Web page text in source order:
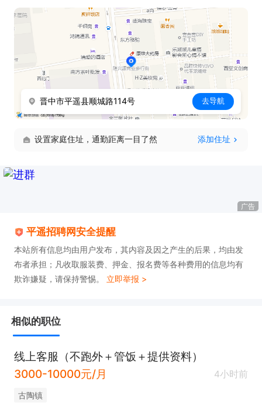
晋中市平遥县顺城路114号 去导航
设置家庭住址，通勤距离一目了然 添加住址
广告
平遥招聘网安全提醒
本站所有信息均由用户发布，其内容及因之产生的后果，均由发
布者承担；凡收取服装费、押金、报名费等各种费用的信息均有
欺诈嫌疑，请保持警惕。 立即举报 >
相似的职位
线上客服（不跑外＋管饭＋提供资料）
3000-10000元/月
4小时前
古陶镇